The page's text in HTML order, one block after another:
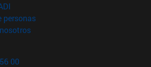
personas(abre en nueva ventana)
(abre en nueva ventana)
00